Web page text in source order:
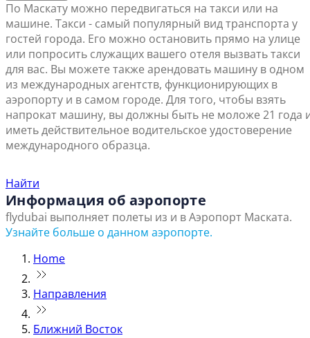
По Маскату можно передвигаться на такси или на
машине. Такси - самый популярный вид транспорта у
гостей города. Его можно остановить прямо на улице
или попросить служащих вашего отеля вызвать такси
для вас. Вы можете также арендовать машину в одном
из международных агентств, функционирующих в
аэропорту и в самом городе. Для того, чтобы взять
напрокат машину, вы должны быть не моложе 21 года
иметь действительное водительское удостоверение
международного образца.
Найти
Информация об аэропорте
flydubai выполняет полеты из и в Аэропорт Маската.
Узнайте больше о данном аэропорте.
Home
Направления
Ближний Восток